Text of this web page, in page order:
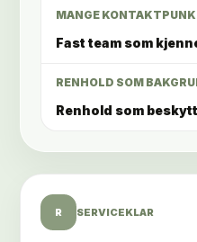
MANGE
Fast team som
RENHOLD SOM
Renhold som
R SERVICEKLAR